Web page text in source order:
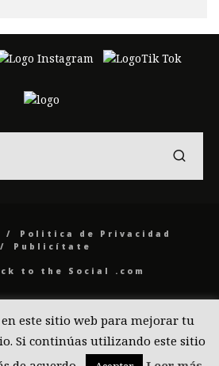
Politica de Privacidad
Publicítate
to the Social .com
este sitio web para mejorar tu
Si continúas utilizando este sitio